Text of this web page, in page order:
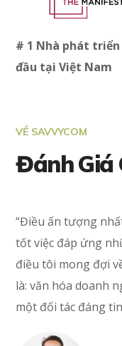
# 1 Nhà phát
đầu tại Việt Nam
VỀ SAVVYCOM
Đánh Giá
“Điều ấn tượng
tốt việc đáp ứng
điều tôi mong đợi
là: văn hóa doanh
một đối tác đáng